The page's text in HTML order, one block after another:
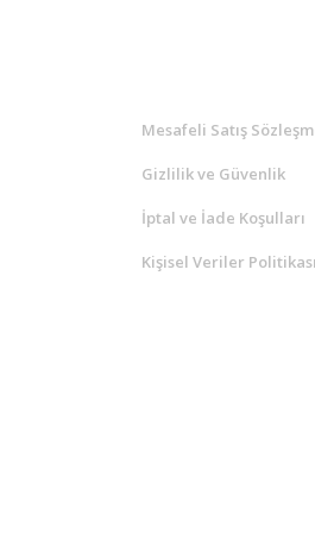
Mesafeli Satış
Gizlilik ve Güvenlik
İptal ve İade Koşulları
Kişisel Veriler Politikası